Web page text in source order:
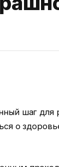
шаг для
о